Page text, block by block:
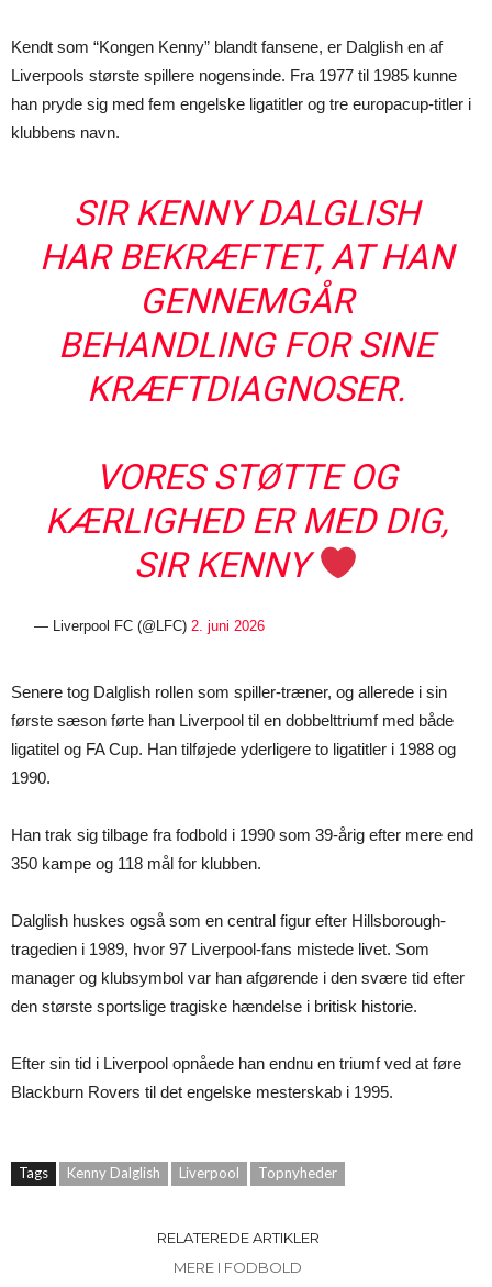
Kendt som “Kongen Kenny” blandt fansene, er Dalglish en af
Liverpools største spillere nogensinde. Fra 1977 til 1985 kunne
han pryde sig med fem engelske ligatitler og tre europacup-titler i
klubbens navn.
SIR KENNY DALGLISH
HAR BEKRÆFTET, AT HAN
GENNEMGÅR
BEHANDLING FOR SINE
KRÆFTDIAGNOSER.
VORES STØTTE OG
KÆRLIGHED ER MED DIG,
SIR KENNY
— Liverpool FC (@LFC)2. juni 2026
Senere tog Dalglish rollen som spiller-træner, og allerede i sin
første sæson førte han Liverpool til en dobbelttriumf med både
ligatitel og FA Cup. Han tilføjede yderligere to ligatitler i 1988 og
1990.
Han trak sig tilbage fra fodbold i 1990 som 39-årig efter mere end
350 kampe og 118 mål for klubben.
Dalglish huskes også som en central figur efter Hillsborough-
tragedien i 1989, hvor 97 Liverpool-fans mistede livet. Som
manager og klubsymbol var han afgørende i den svære tid efter
den største sportslige tragiske hændelse i britisk historie.
Efter sin tid i Liverpool opnåede han endnu en triumf ved at føre
Blackburn Rovers til det engelske mesterskab i 1995.
Tags Kenny Dalglish Liverpool Topnyheder
RELATEREDE ARTIKLER
MERE I FODBOLD